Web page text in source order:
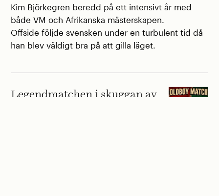
Kim Björkegren beredd på ett intensivt år med
både VM och Afrikanska mästerskapen.
Offside följde svensken under en turbulent tid då
han blev väldigt bra på att gilla läget.
Legendmatchen i skuggan av